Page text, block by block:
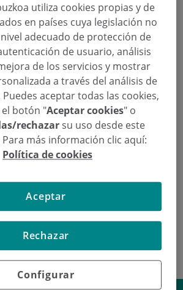
Ortiz De Barrón
Ortiz De Barrón
cita
33 Pedir cita
utiliza cookies propias y de
en países cuya legislación no
adecuado de protección de
de usuario, análisis
de los servicios y mostrar
a través del análisis de
aceptar todas las cookies,
botón "Aceptar cookies" o
rechazarsu uso desde este
Para más información clic aquí:
Política de cookies
Configurar
Rechazar
Aceptar